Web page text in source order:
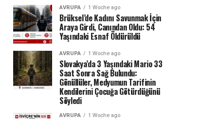
AVRUPA 1 Woche ago
Brüksel’de Kadını Savunmak İçin
Araya Girdi, Canından Oldu: 54
Yaşındaki Esnaf Öldürüldü
AVRUPA 1 Woche ago
Slovakya’da 3 Yaşındaki Mario 33
Saat Sonra Sağ Bulundu:
Gönüllüler, Medyumun Tarifinin
Kendilerini Çocuğa Götürdüğünü
Söyledi
AVRUPA 1 Woche ago